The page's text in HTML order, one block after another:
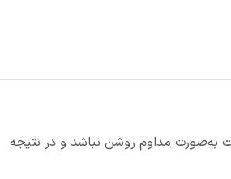
به‌صورت مداوم روشن نباشد و در نتیجه